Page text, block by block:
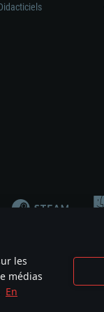
les
médias
En
participation au
property of their